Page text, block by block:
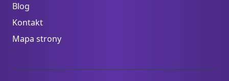
Blog
Kontakt
Mapa strony